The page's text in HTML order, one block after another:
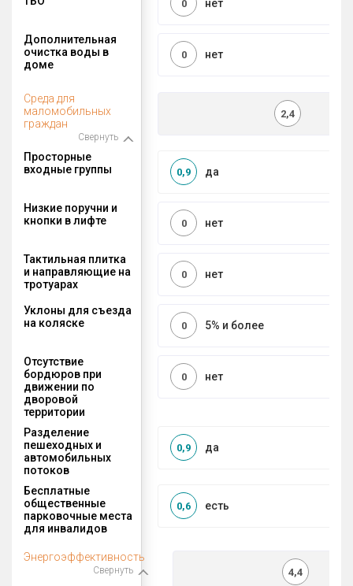
нет
0
Дополнительная
очистка воды в
доме
нет
0
Среда для
маломобильных
граждан
Свернуть
2,4
Просторные
входные группы
да
0,9
Низкие поручни и
кнопки в лифте
нет
0
Тактильная плитка
и направляющие на
тротуарах
нет
0
Уклоны для съезда
на коляске
5% и более
0
Отсутствие
бордюров при
движении по
дворовой
территории
нет
0
Разделение
пешеходных и
автомобильных
потоков
да
0,9
Бесплатные
общественные
парковочные места
для инвалидов
есть
0,6
Энергоэффективность
Свернуть 4,4